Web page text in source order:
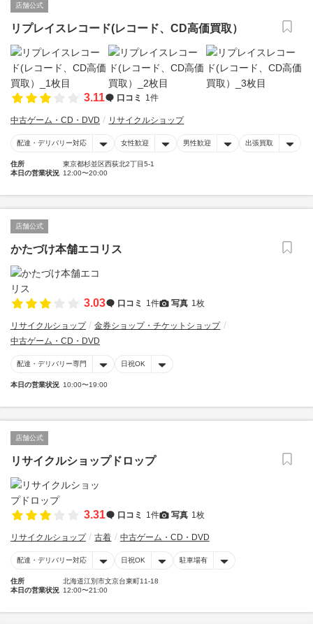
店舗公式
リプレイスレコード(レコード、CD高価買取）
3.11 口コミ 1件
中古ゲーム・CD・DVD リサイクルショップ
配達・デリバリー対応 女性歓迎 男性歓迎 出張買取
住所
東京都杉並区西荻北2丁目5-1
本日の営業状況 12:00〜20:00
店舗公式
かたづけ本舗エコリス
3.03 口コミ 1件 写真 1枚
リサイクルショップ
金券ショップ・チケットショップ
中古ゲーム・CD・DVD
配達・デリバリー専門 日祝OK
本日の営業状況 10:00〜19:00
店舗公式
リサイクルショップドロップ
3.31 口コミ 1件 写真 1枚
リサイクルショップ 古着 中古ゲーム・CD・DVD
配達・デリバリー対応 日祝OK 駐車場有
住所
北海道江別市文京台東町11-18
本日の営業状況 12:00〜21:00